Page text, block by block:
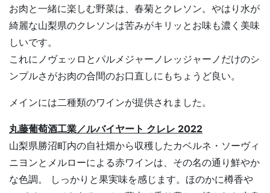
お肉と一緒に楽しむ野菜は、春菊とクレソン。やはり水が
綺麗な山梨県のクレソンは苦みがキリッとお味も濃く美味
しいです。
これにノヴェッロとパルメジャーノレッジャーノだけのシ
ンプルさがお肉の合間のお口直しにもちょうど良い。
メインには二種類のワインが提供されました。
丸藤葡萄酒工業／ルバイヤート クレレ 2022
山梨県勝沼町内の自社畑から収穫したカベルネ・ソーヴィ
ニヨンとメルローによる赤ワインは、その名の通り鮮やか
な色調。 しっかりと果実味を感じます。ほのかに樽香や